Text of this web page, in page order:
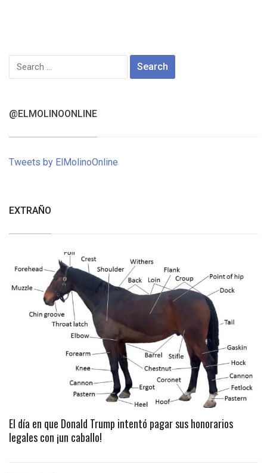
Search
@ELMOLINOONLINE
Tweets by ElMolinoOnline
EXTRAÑO
El día en que Donald Trump intentó pagar sus honorarios
legales con ¡un caballo!